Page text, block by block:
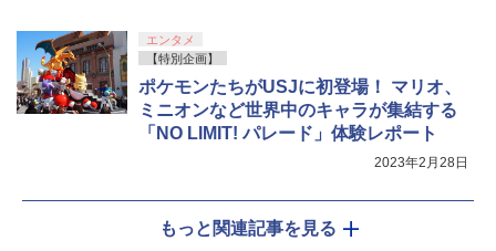
エンタメ
【特別企画】
ポケモンたちがUSJに初登場！ マリオ、
ミニオンなど世界中のキャラが集結する
「NO LIMIT! パレード」体験レポート
2023年2月28日
もっと関連記事を見る